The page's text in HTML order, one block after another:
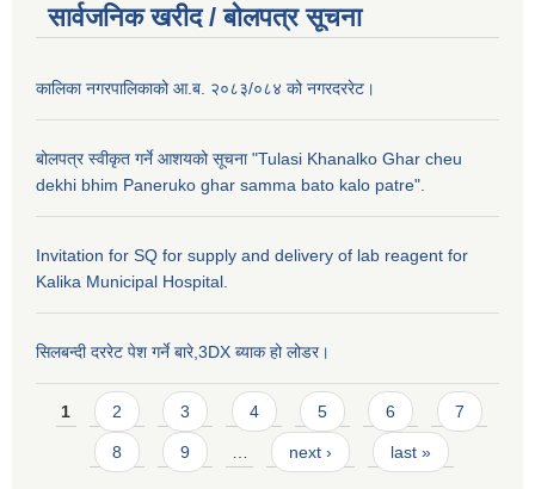
सार्वजनिक खरीद / बाेलपत्र सूचना
कालिका नगरपालिकाको आ.ब. २०८३/०८४ को नगरदररेट।
बोलपत्र स्वीकृत गर्ने आशयको सूचना "Tulasi Khanalko Ghar cheu
dekhi bhim Paneruko ghar samma bato kalo patre".
Invitation for SQ for supply and delivery of lab reagent for
Kalika Municipal Hospital.
सिलबन्दी दररेट पेश गर्ने बारे,3DX ब्याक हो लोडर।
Pages
1 2 3 4 5 6 7
8 9 next › last »